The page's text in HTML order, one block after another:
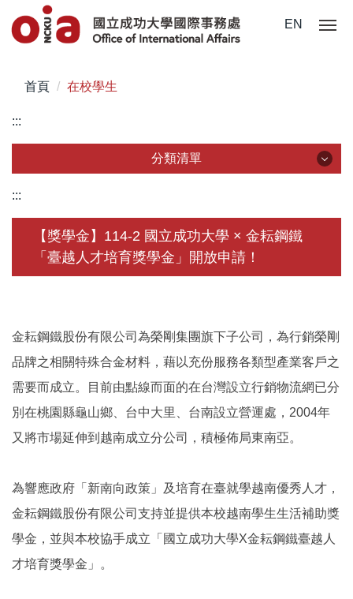
到
區
EN
首頁 在校學生
:::
分類清單
關於我們
未來學生
在校須知
國際鏈結
:::
【獎學金】114-2 國立成功大學 × 金耘鋼鐵
「臺越人才培育獎學金」開放申請！
金耘鋼鐵股份有限公司為榮剛集團旗下子公司，為行銷榮剛
品牌之相關特殊合金材料，藉以充份服務各類型產業客戶之
需要而成立。目前由點線而面的在台灣設立行銷物流網已分
別在桃園縣龜山鄉、台中大里、台南設立營運處，2004年
又將市場延伸到越南成立分公司，積極佈局東南亞。
為響應政府「新南向政策」及培育在臺就學越南優秀人才，
金耘鋼鐵股份有限公司支持並提供本校越南學生生活補助獎
學金，並與本校協手成立「國立成功大學X金耘鋼鐵臺越人
才培育獎學金」。